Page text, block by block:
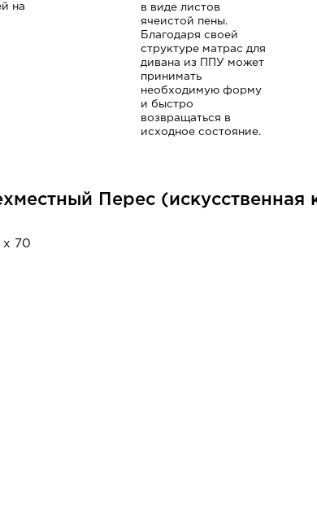
на
в виде листов
ячеистой пены.
Благодаря своей
структуре матрас для
дивана из ППУ может
принимать
необходимую форму
и быстро
возвращаться в
исходное состояние.
Перес (искусственная
х 70